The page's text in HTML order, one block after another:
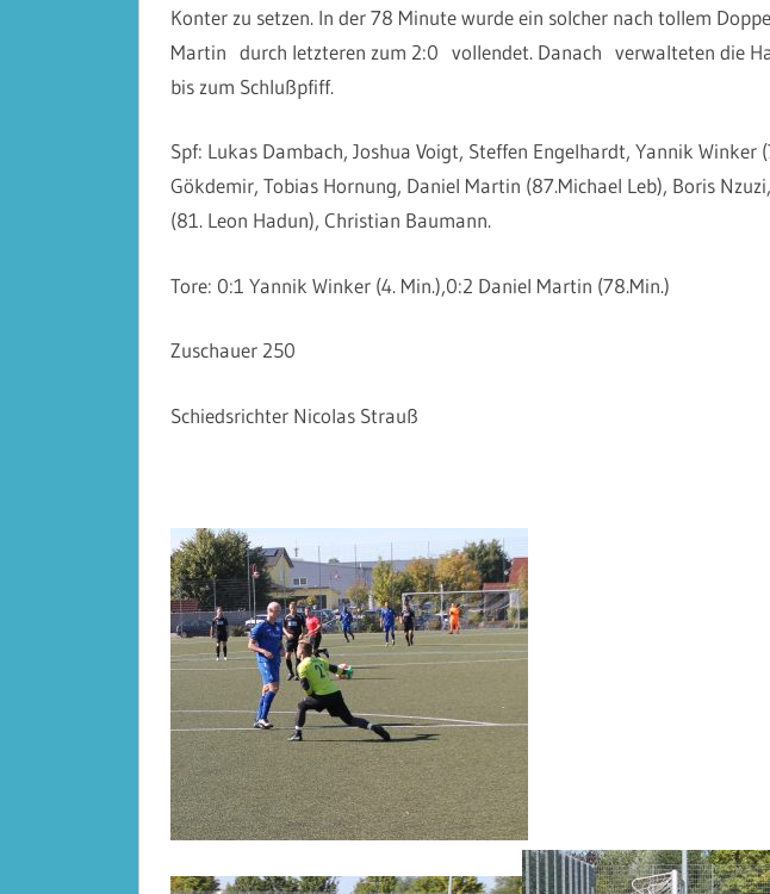
Konter zu setzen. In der 78 Minute wurde ein solcher nach tollem
Martin durch letzteren zum 2:0 vollendet. Danach verwalteten die
bis zum Schlußpfiff.
Spf: Lukas Dambach, Joshua Voigt, Steffen Engelhardt, Yannik Winker
Gökdemir, Tobias Hornung, Daniel Martin (87.Michael Leb), Boris
(81. Leon Hadun), Christian Baumann.
Tore: 0:1 Yannik Winker (4. Min.),0:2 Daniel Martin (78.Min.)
Zuschauer 250
Schiedsrichter Nicolas Strauß